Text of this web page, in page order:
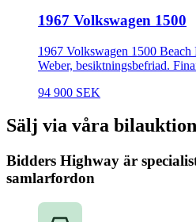
1967 Volkswagen 1500
1967 Volkswagen 1500 Beach
Weber, besiktningsbefriad.
94 900 SEK
Sälj via våra
Bidders Highway är
samlarfordon